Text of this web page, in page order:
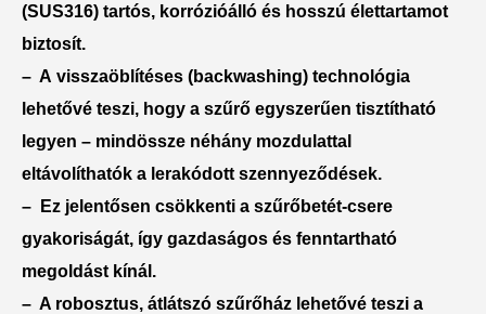
(SUS316) tartós, korrózióálló és hosszú élettartamot
biztosít.
– A visszaöblítéses (backwashing) technológia
lehetővé teszi, hogy a szűrő egyszerűen tisztítható
legyen – mindössze néhány mozdulattal
eltávolíthatók a lerakódott szennyeződések.
– Ez jelentősen csökkenti a szűrőbetét-csere
gyakoriságát, így gazdaságos és fenntartható
megoldást kínál.
– A robosztus, átlátszó szűrőház lehetővé teszi a